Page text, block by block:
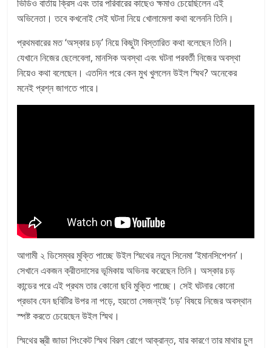
ভিডিও বার্তায় ক্রিস এবং তার পরিবারের কাছেও ক্ষমাও চেয়েছিলেন এই
অভিনেতা। তবে কখনোই সেই ঘটনা নিয়ে খোলামেলা কথা বলেননি তিনি।
প্রথমবারের মত ‘অস্কার চড়’ নিয়ে কিছুটা বিস্তারিত কথা বলেছেন তিনি।
যেখানে নিজের ছেলেবেলা, মানসিক অবস্থা এবং ঘটনা পরবর্তী নিজের অবস্থা
নিয়েও কথা বলেছেন। এতদিন পরে কেন মুখ খুললেন উইল স্মিথ? অনেকের
মনেই প্রশ্ন জাগতে পারে।
আগামী ২ ডিসেম্বর মুক্তি পাচ্ছে উইল স্মিথের নতুন সিনেমা ‘ইমানসিপেশন’।
সেখানে একজন ক্রীতদাসের ভূমিকায় অভিনয় করেছেন তিনি। অস্কার চড়
কান্ডের পরে এই প্রথম তার কোনো ছবি মুক্তি পাচ্ছে। সেই ঘটনার কোনো
প্রভাব যেন ছবিটির উপর না পড়ে, হয়তো সেজন্যই ‘চড়’ বিষয়ে নিজের অবস্থান
স্পষ্ট করতে চেয়েছেন উইল স্মিথ।
স্মিথের স্ত্রী জাডা পিংকেট স্মিথ বিরল রোগে আক্রান্ত, যার কারণে তার মাথার চুল